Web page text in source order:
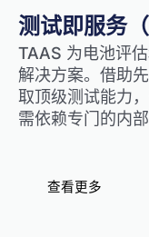
测试即服务（
TAAS 为电池评
解决方案。借助
取顶级测试能力
需依赖专门的内部
查看更多